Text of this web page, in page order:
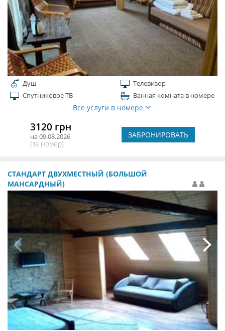
Душ
Телевизор
Спутниковое ТВ
Ванная комната в номере
Все услуги в номере
3120 грн
на 09.08.2026
(за номер)
ЗАБРОНИРОВАТЬ
СТАНДАРТ ДВУХМЕСТНЫЙ (БОЛЬШОЙ
МАНСАРДНЫЙ)